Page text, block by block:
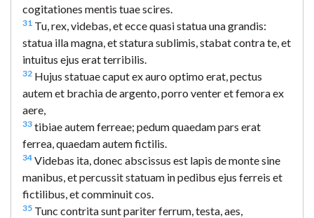
cogitationes mentis tuae scires.
31 Tu, rex, videbas, et ecce quasi statua una grandis:
statua illa magna, et statura sublimis, stabat contra te, et
intuitus ejus erat terribilis.
32 Hujus statuae caput ex auro optimo erat, pectus
autem et brachia de argento, porro venter et femora ex
aere,
33 tibiae autem ferreae; pedum quaedam pars erat
ferrea, quaedam autem fictilis.
34 Videbas ita, donec abscissus est lapis de monte sine
manibus, et percussit statuam in pedibus ejus ferreis et
fictilibus, et comminuit cos.
35 Tunc contrita sunt pariter ferrum, testa, aes,